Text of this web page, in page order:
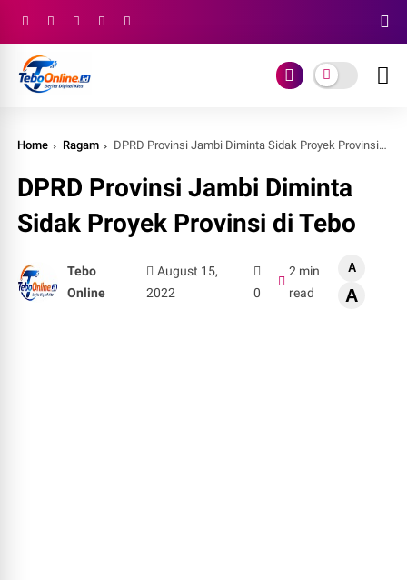
Home Ragam DPRD Provinsi Jambi Diminta Sidak Proyek Provinsi di Tebo
DPRD Provinsi Jambi Diminta
Sidak Proyek Provinsi di Tebo
Tebo
Online
August 15,
2022
0
2 min
read
A
A